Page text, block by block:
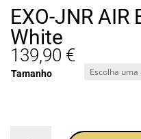
EXO-JNR AIR
White
139,90 €
Tamanho